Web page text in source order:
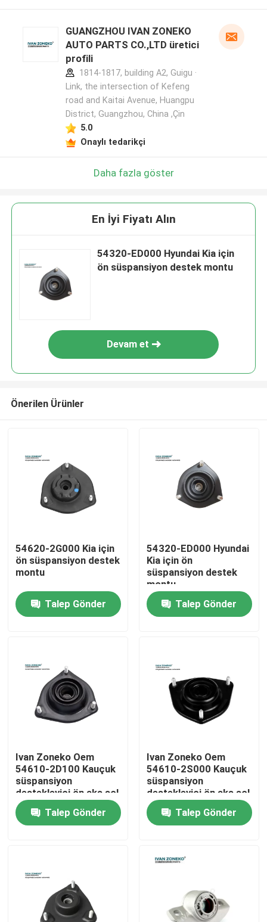
Ev
Ürün:% s
VR Gösterisi
Hakkımızda
Fabrika turu
Kalite kontrol
Haberler
vakalar
GUANGZHOU IVAN ZONEKO
AUTO PARTS CO.,LTD üretici
profili
1814-1817, building A2, Guigu ·
Link, the intersection of Kefeng
road and Kaitai Avenue, Huangpu
District, Guangzhou, China ,Çin
5.0
Onaylı tedarikçi
Daha fazla göster
En İyi Fiyatı Alın
54320-ED000 Hyundai Kia için
ön süspansiyon destek montu
Devam et
Önerilen Ürünler
54620-2G000 Kia için
ön süspansiyon destek
montu
Talep Gönder
54320-ED000 Hyundai
Kia için ön
süspansiyon destek
montu
Talep Gönder
Ivan Zoneko Oem
54610-2D100 Kauçuk
süspansiyon
destekleyici ön aks sol
1 yıllık garanti
Talep Gönder
Ivan Zoneko Oem
54610-2S000 Kauçuk
süspansiyon
destekleyici ön aks sol
1 yıllık garanti
Talep Gönder